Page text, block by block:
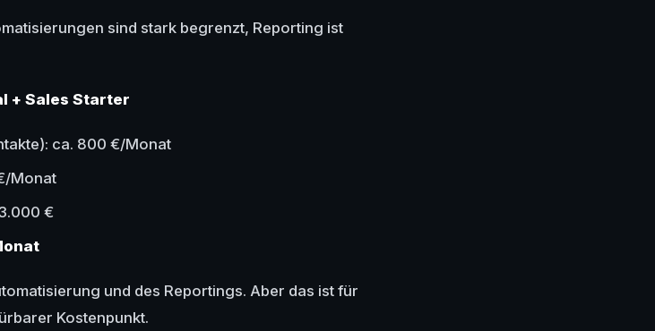
sind stark begrenzt, Reporting ist
+ Sales Starter
ca. 800 €/Monat
Monat
€
und des Reportings. Aber das ist für
Kostenpunkt.